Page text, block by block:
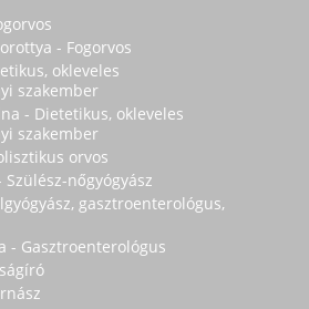
- Fogorvos
okleveles
szakember
- Dietetikus, okleveles
szakember
orvos
nőgyógyász
gasztroenterológus,
- Gasztroenterológus